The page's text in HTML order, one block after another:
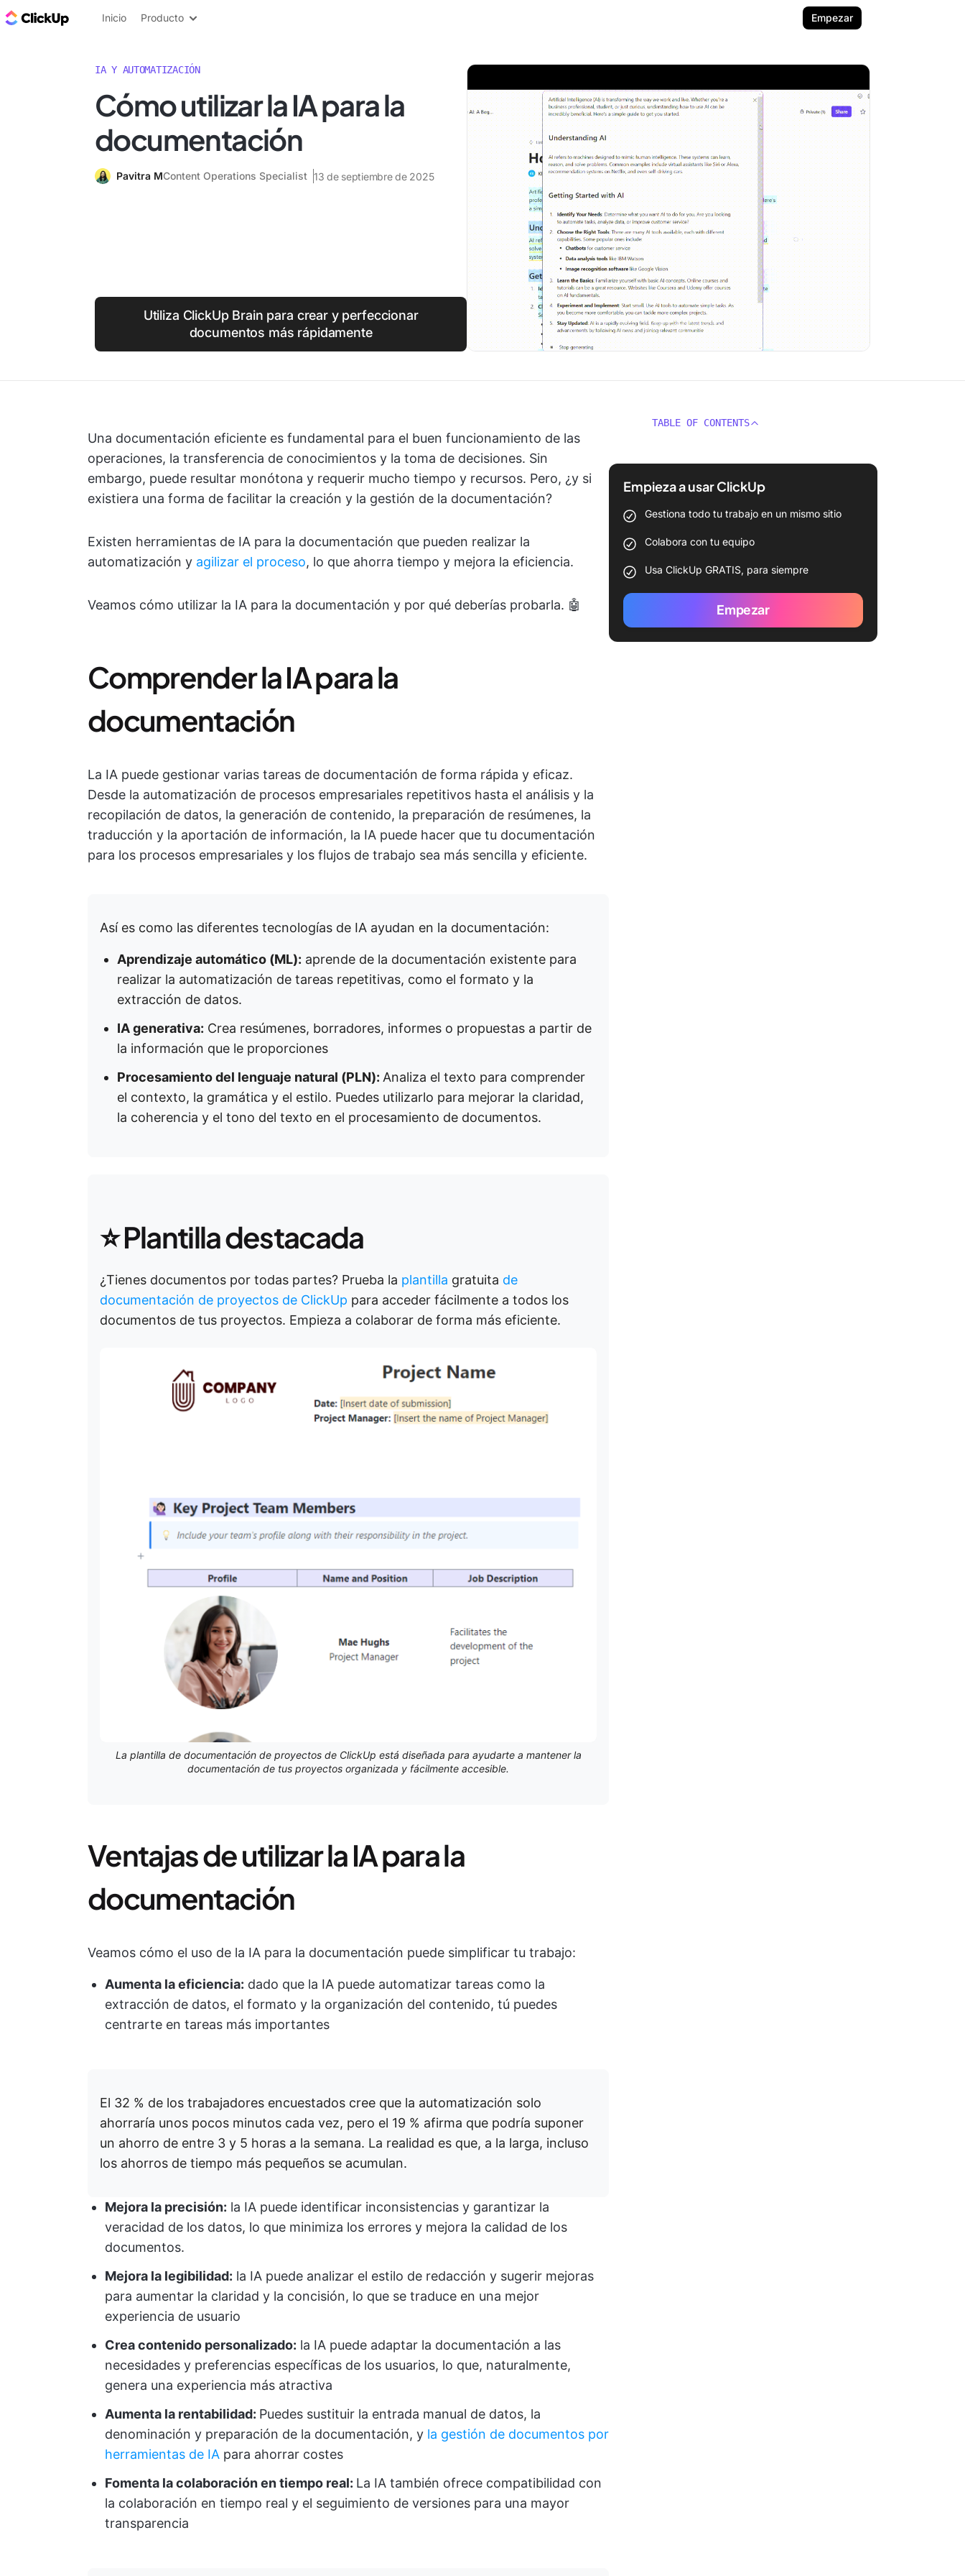
ClickUp Blog
Inicio Producto Empezar
IA Y AUTOMATIZACIÓN
Cómo utilizar la IA para la
documentación
Pavitra MContent Operations Specialist 13 de septiembre de 2025
Utiliza ClickUp Brain para crear y perfeccionar
documentos más rápidamente
Una documentación eficiente es fundamental para el buen funcionamiento de las
operaciones, la transferencia de conocimientos y la toma de decisiones. Sin
embargo, puede resultar monótona y requerir mucho tiempo y recursos. Pero, ¿y si
existiera una forma de facilitar la creación y la gestión de la documentación?
Existen herramientas de IA para la documentación que pueden realizar la
automatización y agilizar el proceso, lo que ahorra tiempo y mejora la eficiencia.
Veamos cómo utilizar la IA para la documentación y por qué deberías probarla. 🤖
Comprender la IA para la
documentación
La IA puede gestionar varias tareas de documentación de forma rápida y eficaz.
Desde la automatización de procesos empresariales repetitivos hasta el análisis y la
recopilación de datos, la generación de contenido, la preparación de resúmenes, la
traducción y la aportación de información, la IA puede hacer que tu documentación
para los procesos empresariales y los flujos de trabajo sea más sencilla y eficiente.
Así es como las diferentes tecnologías de IA ayudan en la documentación:
Aprendizaje automático (ML): aprende de la documentación existente para
realizar la automatización de tareas repetitivas, como el formato y la
extracción de datos.
IA generativa: Crea resúmenes, borradores, informes o propuestas a partir de
la información que le proporciones
Procesamiento del lenguaje natural (PLN): Analiza el texto para comprender
el contexto, la gramática y el estilo. Puedes utilizarlo para mejorar la claridad,
la coherencia y el tono del texto en el procesamiento de documentos.
⭐ Plantilla destacada
¿Tienes documentos por todas partes? Prueba la plantilla gratuita de
documentación de proyectos de ClickUp para acceder fácilmente a todos los
documentos de tus proyectos. Empieza a colaborar de forma más eficiente.
La plantilla de documentación de proyectos de ClickUp está diseñada para ayudarte a mantener la
documentación de tus proyectos organizada y fácilmente accesible.
Ventajas de utilizar la IA para la
documentación
Veamos cómo el uso de la IA para la documentación puede simplificar tu trabajo:
Aumenta la eficiencia: dado que la IA puede automatizar tareas como la
extracción de datos, el formato y la organización del contenido, tú puedes
centrarte en tareas más importantes
El 32 % de los trabajadores encuestados cree que la automatización solo
ahorraría unos pocos minutos cada vez, pero el 19 % afirma que podría suponer
un ahorro de entre 3 y 5 horas a la semana. La realidad es que, a la larga, incluso
los ahorros de tiempo más pequeños se acumulan.
Mejora la precisión: la IA puede identificar inconsistencias y garantizar la
veracidad de los datos, lo que minimiza los errores y mejora la calidad de los
documentos.
Mejora la legibilidad: la IA puede analizar el estilo de redacción y sugerir mejoras
para aumentar la claridad y la concisión, lo que se traduce en una mejor
experiencia de usuario
Crea contenido personalizado: la IA puede adaptar la documentación a las
necesidades y preferencias específicas de los usuarios, lo que, naturalmente,
genera una experiencia más atractiva
Aumenta la rentabilidad: Puedes sustituir la entrada manual de datos, la
denominación y preparación de la documentación, y la gestión de documentos por
herramientas de IA para ahorrar costes
Fomenta la colaboración en tiempo real: La IA también ofrece compatibilidad con
la colaboración en tiempo real y el seguimiento de versiones para una mayor
transparencia
TABLE OF CONTENTS
Empieza a usar ClickUp
Gestiona todo tu trabajo en un mismo sitio
Colabora con tu equipo
Usa ClickUp GRATIS, para siempre
Empezar